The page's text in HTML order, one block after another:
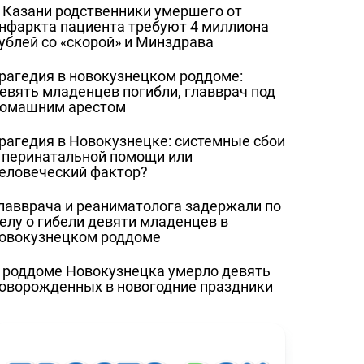
Казани родственники умершего от
пациента требуют 4 миллиона
со «скорой» и Минздрава
в новокузнецком роддоме:
младенцев погибли, главврач под
арестом
в Новокузнецке: системные сбои
перинатальной помощи или
фактор?
и реаниматолога задержали по
о гибели девяти младенцев в
роддоме
роддоме Новокузнецка умерло девять
в новогодние праздники